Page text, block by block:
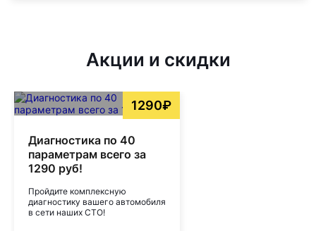
Акции и скидки
1290₽
Диагностика по 40
параметрам всего за
1290 руб!
Пройдите комплексную
диагностику вашего автомобиля
в сети наших СТО!